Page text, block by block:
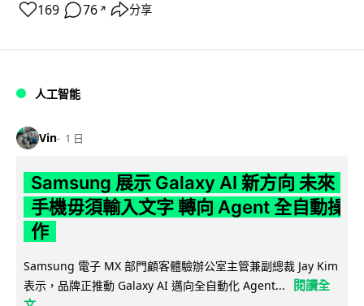
169 76 ↗ 分享
人工智能
Vin 1 日
Samsung 展示 Galaxy AI 新方向 未來
手機毋須輸入文字 轉向 Agent 全自動操
作
Samsung 電子 MX 部門顧客體驗辦公室主管兼副總裁 Jay Kim
表示，品牌正推動 Galaxy AI 邁向全自動化 Agent...
閱讀全